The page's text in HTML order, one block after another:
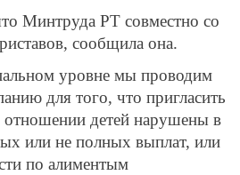
Минтруда РТ совместно со
сообщила она.
уровне мы проводим
для того, что пригласить
отношении детей нарушены в
или не полных выплат, или
по алиментым